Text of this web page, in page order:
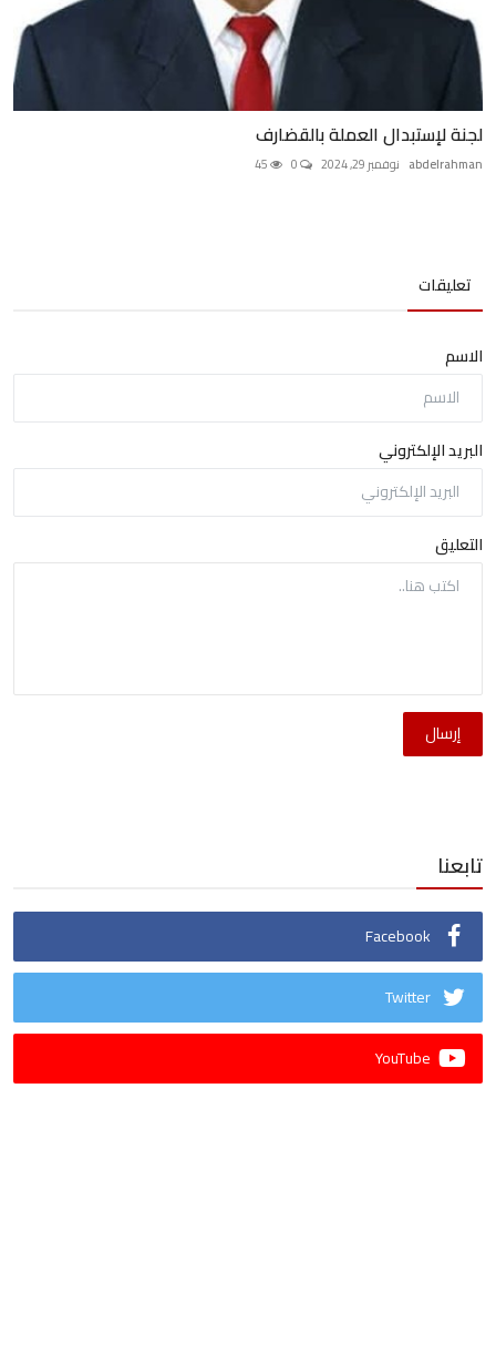
لجنة لإستبدال العملة بالقضارف
abdelrahman نوفمبر 29, 2024
تعليقات
الاسم
البريد الإلكتروني
التعليق
إرسال
تابعنا
Facebook
Twitter
YouTube